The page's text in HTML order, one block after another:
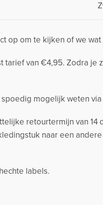
op om te kijken of we
van €4,95. Zodra
mogelijk weten
retourtermijn van 14
naar een
labels.